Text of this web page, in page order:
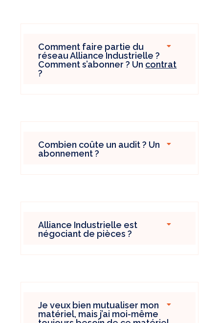
Comment faire partie du
réseau Alliance Industrielle ?
Comment s’abonner ? Un contrat
?
Combien coûte un audit ? Un
abonnement ?
Alliance Industrielle est
négociant de pièces ?
Je veux bien mutualiser mon
matériel, mais j’ai moi-même